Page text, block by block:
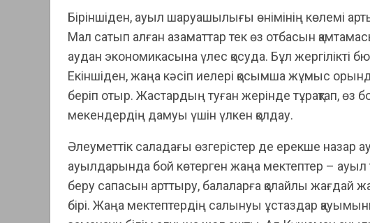
Біріншіден, ауыл шаруашылығы өнімінің көлемі
Мал сатып алған азаматтар тек өз отбасын
аудан экономикасына үлес қосуда. Бұл жергілікті
Екіншіден, жаңа кәсіп иелері қосымша жұмыс
беріп отыр. Жастардың туған жерінде тұрақтап,
мекендердің дамуы үшін үлкен қолдау.
Әлеуметтік саладағы өзгерістер де ерекше назар
ауылдарында бой көтерген жаңа мектептер – ауыл
беру сапасын арттыру, балаларға қолайлы жағдай
бірі. Жаңа мектептердің салынуы ұстаздар